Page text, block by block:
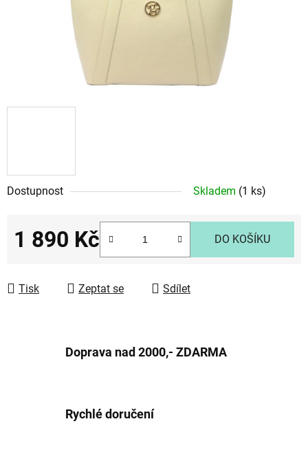
Dostupnost Skladem (1 ks)
1 890 Kč DO KOŠÍKU
Tisk Zeptat se Sdílet
Doprava nad 2000,- ZDARMA
Rychlé doručení